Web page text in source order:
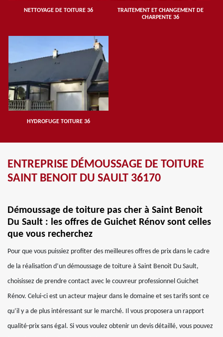
NETTOYAGE DE TOITURE 36
TRAITEMENT ET CHANGEMENT DE
CHARPENTE 36
HYDROFUGE TOITURE 36
ENTREPRISE DÉMOUSSAGE DE TOITURE
SAINT BENOIT DU SAULT 36170
Démoussage de toiture pas cher à Saint Benoit
Du Sault : les offres de Guichet Rénov sont celles
que vous recherchez
Pour que vous puissiez profiter des meilleures offres de prix dans le cadre
de la réalisation d’un démoussage de toiture à Saint Benoit Du Sault,
choisissez de prendre contact avec le couvreur professionnel Guichet
Rénov. Celui-ci est un acteur majeur dans le domaine et ses tarifs sont ce
qu’il y a de plus intéressant sur le marché. Il vous proposera un rapport
qualité-prix sans égal. Si vous voulez obtenir un devis détaillé, vous pouvez